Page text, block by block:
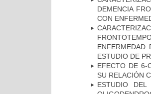
DEMENCIA
CON
ENFERMEDAD
ESTUDIO DE
EFECTO DE 6-
SU RELACIÓN
ESTUDIO